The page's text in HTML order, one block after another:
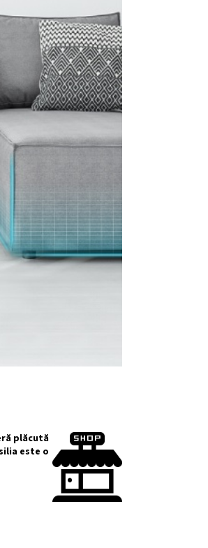
plăcută
este o